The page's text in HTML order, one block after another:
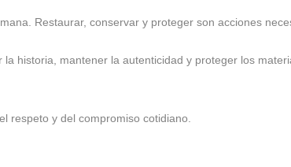
Restaurar, conservar y proteger son acciones
historia, mantener la autenticidad y proteger los
respeto y del compromiso cotidiano.